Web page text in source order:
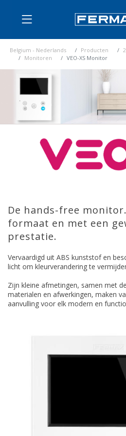
Belgium - Nederlands Producten
Monitoren
VEO-XS Monitor
De hands-free
formaat en met een
prestatie.
Vervaardigd uit ABS kunststof en
licht om kleurverandering te
Zijn kleine afmetingen, samen met
materialen en afwerkingen, maken
aanvulling voor elk modern en